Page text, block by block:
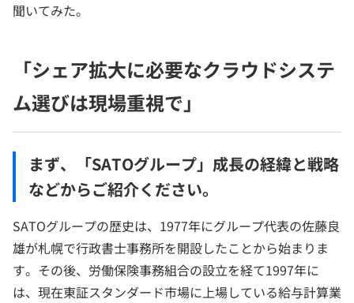
聞いてみた。
「シェア拡大に必要なクラウドシステ
ム選びは現場重視で」
​​まず、「SATOグループ」成長の経緯と戦略
などからご紹介ください。
SATOグループの歴史は、1977年にグループ代表の佐藤良
雄が札幌で行政書士事務所を開設したことから始まりま
す。その後、労働保険事務組合の設立を経て1997年に
は、現在東証スタンダード市場に上場している給与計算業